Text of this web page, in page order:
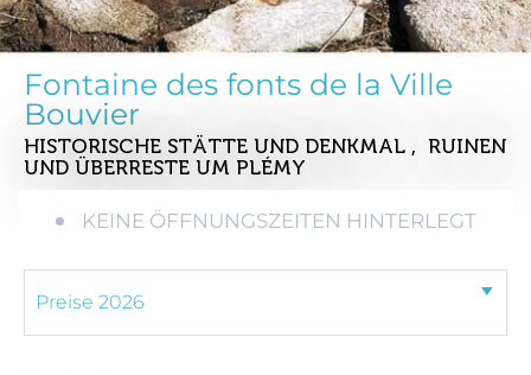
Fontaine des fonts de la Ville
Bouvier
HISTORISCHE STÄTTE UND DENKMAL , RUINEN
UND ÜBERRESTE UM PLÉMY
KEINE ÖFFNUNGSZEITEN HINTERLEGT